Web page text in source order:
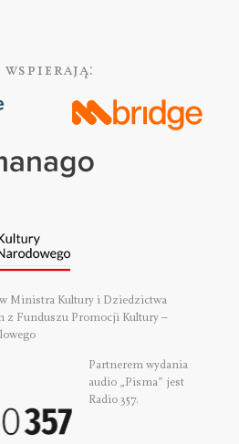
wspierają:
Ministra Kultury i Dziedzictwa
z Funduszu Promocji Kultury –
Partnerem wydania
audio „Pisma” jest
Radio 357.